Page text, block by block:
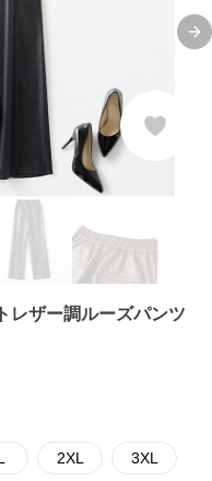
レザー調ルーズパンツ
2XL 3XL